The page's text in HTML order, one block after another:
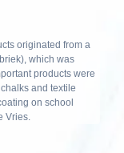
originated from a
which was
products were
and textile
on school
Vries.